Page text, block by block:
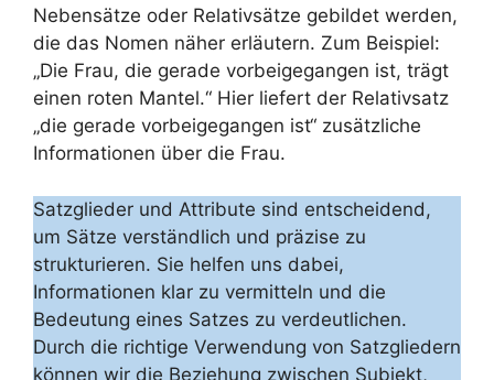
Nebensätze oder Relativsätze gebildet werden,
die das Nomen näher erläutern. Zum Beispiel:
„Die Frau, die gerade vorbeigegangen ist, trägt
einen roten Mantel.“ Hier liefert der Relativsatz
„die gerade vorbeigegangen ist“ zusätzliche
Informationen über die Frau.
Satzglieder und Attribute sind entscheidend,
um Sätze verständlich und präzise zu
strukturieren. Sie helfen uns dabei,
Informationen klar zu vermitteln und die
Bedeutung eines Satzes zu verdeutlichen.
Durch die richtige Verwendung von Satzgliedern
können wir die Beziehung zwischen Subjekt,